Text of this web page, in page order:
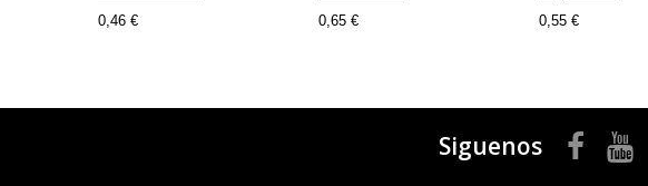
0,46 €
0,65 €
0,55 €
Siguenos